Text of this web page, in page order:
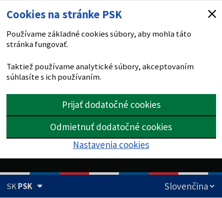
Cookies na stránke PSK
Používame základné cookies súbory, aby mohla táto
stránka fungovať.
Taktiež používame analytické súbory, akceptovaním
súhlasíte s ich používaním.
Prijať dodatočné cookies
Odmietnuť dodatočné cookies
Nastavenia cookies
SKPSK